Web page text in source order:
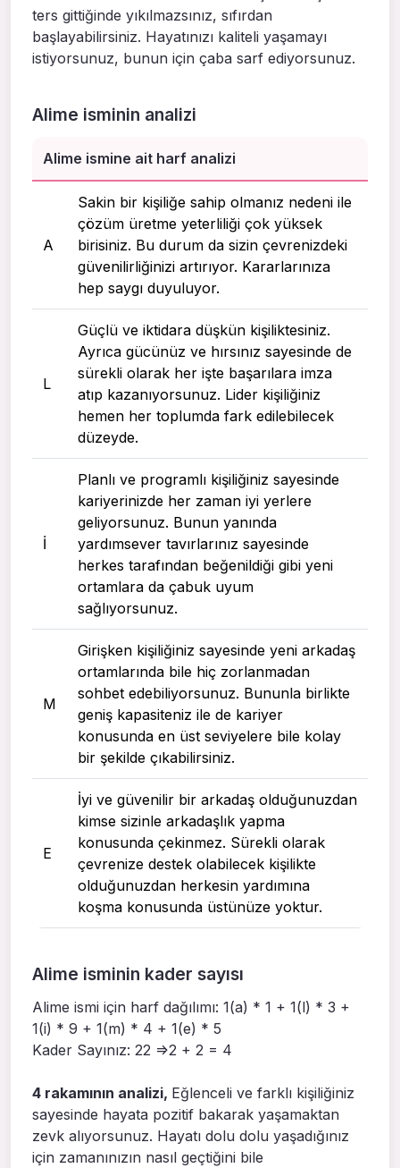
ters gittiğinde yıkılmazsınız, sıfırdan
başlayabilirsiniz. Hayatınızı kaliteli yaşamayı
istiyorsunuz, bunun için çaba sarf ediyorsunuz.
Alime isminin analizi
Alime ismine ait harf analizi
A
Sakin bir kişiliğe sahip olmanız nedeni ile
çözüm üretme yeterliliği çok yüksek
birisiniz. Bu durum da sizin çevrenizdeki
güvenilirliğinizi artırıyor. Kararlarınıza
hep saygı duyuluyor.
L
Güçlü ve iktidara düşkün kişiliktesiniz.
Ayrıca gücünüz ve hırsınız sayesinde de
sürekli olarak her işte başarılara imza
atıp kazanıyorsunuz. Lider kişiliğiniz
hemen her toplumda fark edilebilecek
düzeyde.
I
Planlı ve programlı kişiliğiniz sayesinde
kariyerinizde her zaman iyi yerlere
geliyorsunuz. Bunun yanında
yardımsever tavırlarınız sayesinde
herkes tarafından beğenildiği gibi yeni
ortamlara da çabuk uyum
sağlıyorsunuz.
M
Girişken kişiliğiniz sayesinde yeni arkadaş
ortamlarında bile hiç zorlanmadan
sohbet edebiliyorsunuz. Bununla birlikte
geniş kapasiteniz ile de kariyer
konusunda en üst seviyelere bile kolay
bir şekilde çıkabilirsiniz.
E
İyi ve güvenilir bir arkadaş olduğunuzdan
kimse sizinle arkadaşlık yapma
konusunda çekinmez. Sürekli olarak
çevrenize destek olabilecek kişilikte
olduğunuzdan herkesin yardımına
koşma konusunda üstünüze yoktur.
Alime isminin kader sayısı
Alime ismi için harf dağılımı: 1(a) * 1 + 1(l) * 3 +
1(i) * 9 + 1(m) * 4 + 1(e) * 5
Kader Sayınız: 22 =>2 + 2 = 4
4 rakamının analizi, Eğlenceli ve farklı kişiliğiniz
sayesinde hayata pozitif bakarak yaşamaktan
zevk alıyorsunuz. Hayatı dolu dolu yaşadığınız
için zamanınızın nasıl geçtiğini bile